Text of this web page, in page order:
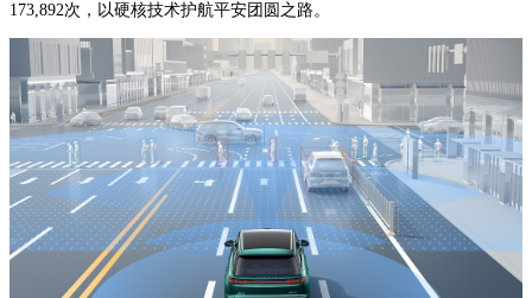
173,892次，以硬核技术护航平安团圆之路。